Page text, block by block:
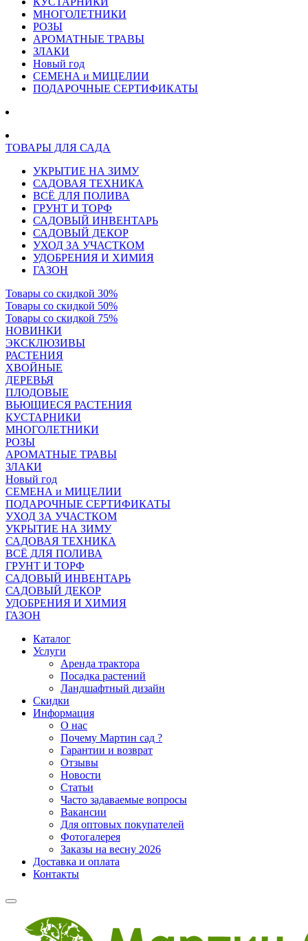
МНОГОЛЕТНИКИ
РОЗЫ
АРОМАТНЫЕ ТРАВЫ
ЗЛАКИ
Новый год
СЕМЕНА и МИЦЕЛИИ
ПОДАРОЧНЫЕ СЕРТИФИКАТЫ
ТОВАРЫ ДЛЯ САДА
УКРЫТИЕ НА ЗИМУ
САДОВАЯ ТЕХНИКА
ВСЁ ДЛЯ ПОЛИВА
ГРУНТ И ТОРФ
САДОВЫЙ ИНВЕНТАРЬ
САДОВЫЙ ДЕКОР
УХОД ЗА УЧАСТКОМ
УДОБРЕНИЯ И ХИМИЯ
ГАЗОН
Товары со скидкой 30%
Товары со скидкой 50%
Товары со скидкой 75%
НОВИНКИ
ЭКСКЛЮЗИВЫ
РАСТЕНИЯ
ХВОЙНЫЕ
ДЕРЕВЬЯ
ПЛОДОВЫЕ
ВЬЮЩИЕСЯ РАСТЕНИЯ
КУСТАРНИКИ
МНОГОЛЕТНИКИ
РОЗЫ
АРОМАТНЫЕ ТРАВЫ
ЗЛАКИ
Новый год
СЕМЕНА и МИЦЕЛИИ
ПОДАРОЧНЫЕ СЕРТИФИКАТЫ
УХОД ЗА УЧАСТКОМ
УКРЫТИЕ НА ЗИМУ
САДОВАЯ ТЕХНИКА
ВСЁ ДЛЯ ПОЛИВА
ГРУНТ И ТОРФ
САДОВЫЙ ИНВЕНТАРЬ
САДОВЫЙ ДЕКОР
УДОБРЕНИЯ И ХИМИЯ
ГАЗОН
Каталог
Услуги
Аренда трактора
Посадка растений
Ландшафтный дизайн
Скидки
Информация
О нас
Почему Мартин сад ?
Гарантии и возврат
Отзывы
Новости
Статьи
Часто задаваемые вопросы
Вакансии
Для оптовых покупателей
Фотогалерея
Заказы на весну 2026
Доставка и оплата
Контакты